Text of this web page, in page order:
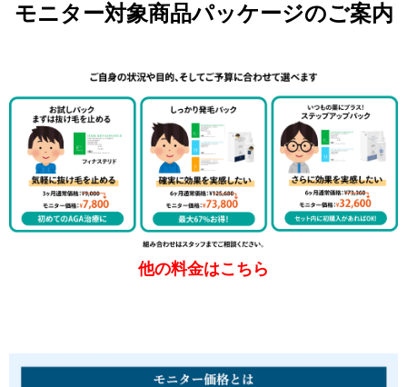
モニター対象商品パッケージのご案内
他の料金はこちら